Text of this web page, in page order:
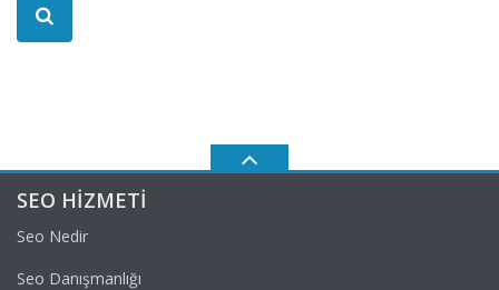
SEO HIZMETI
Seo Nedir
Seo Danışmanlığı